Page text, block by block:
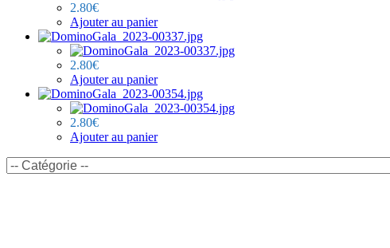
2.80€
Ajouter au panier
2.80€
Ajouter au panier
2.80€
Ajouter au panier